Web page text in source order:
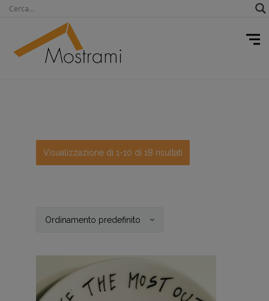
Visualizzazione di 1-10 di 18 risultati